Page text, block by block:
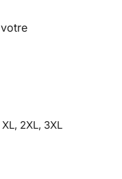
2XL, 3XL